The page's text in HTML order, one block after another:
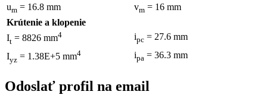
um = 16.8 mm vm = 16 mm
Krútenie a klopenie
It = 8826 mm4 ipc = 27.6 mm
Iyz = 1.38E+5 mm4 ipa = 36.3 mm
Odoslať profil na email